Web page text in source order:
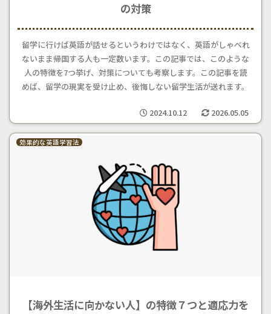
の対策
留学に行けば英語が話せるというわけではなく、英語がしゃべれ
ないまま帰国する人も一定数います。この記事では、このような
人の特徴を7つ挙げ、対策についても考察します。この記事を読
めば、留学の現実を受け止め、後悔しない留学生活が送れます。
2024.10.12 2026.05.05
効果的な英語学習法
【海外生活に向かない人】の特徴７つと適応力を